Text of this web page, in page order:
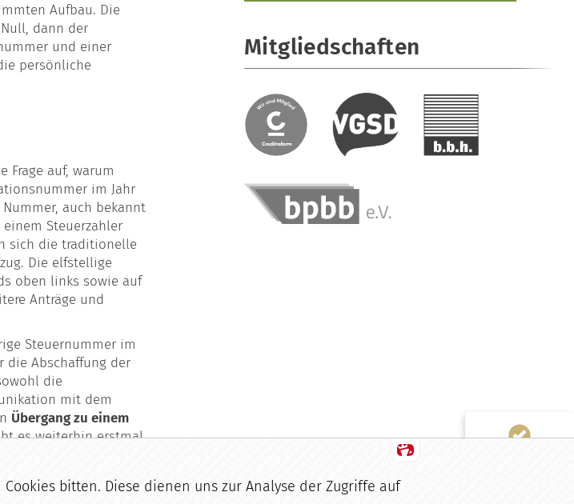
Aufbau. Die
dann der
und einer
persönliche
auf, warum
im Jahr
Nummer, auch bekannt
Steuerzahler
sich die traditionelle
Die elfstellige
oben links sowie auf
Anträge und
Steuernummer im
die Abschaffung der
die
mit dem
Übergang zu einem
es weiterhin erstmal
Mitgliedschaften
bitten. Diese dienen uns zur Analyse der Zugriffe auf
Bewertungen auf
ProvenExpert.com
anderen Quellen